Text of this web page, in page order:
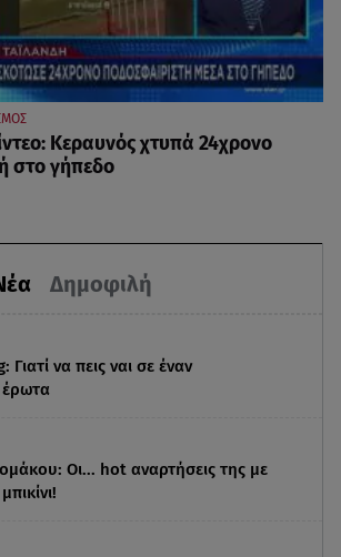
Δημοφιλή
να πεις ναι σε έναν
έρωτα
Οι... hot αναρτήσεις της με
Κεραυνός χτυπά 24χρονο
στο γήπεδο